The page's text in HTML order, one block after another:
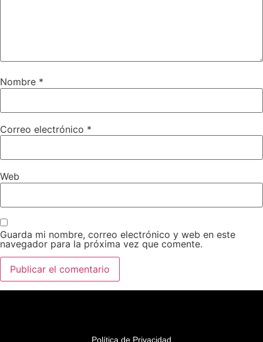
Nombre *
Correo electrónico *
Web
Guarda mi nombre, correo electrónico y web en este
navegador para la próxima vez que comente.
Política de Privacidad